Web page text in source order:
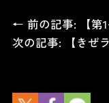
← 前の記事: 【第
次の記事: 【きぜ